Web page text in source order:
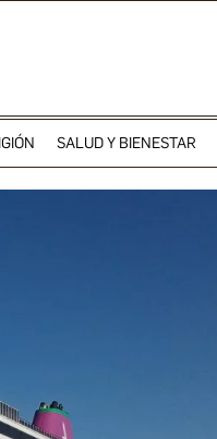
SALUD Y BIENESTAR